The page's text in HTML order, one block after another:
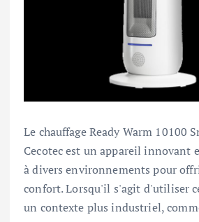
Le chauffage Ready Warm 10100
Cecotec est un appareil innovant
à divers environnements pour
confort. Lorsqu'il s'agit d'utiliser
un contexte plus industriel,